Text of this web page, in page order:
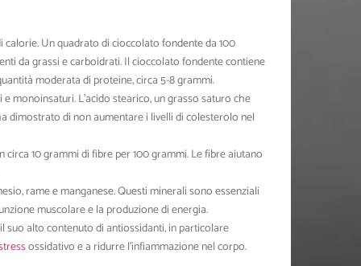
Un quadrato di cioccolato fondente da 100
da grassi e carboidrati. Il cioccolato fondente contiene
moderata di proteine, circa 5-8 grammi.
monoinsaturi. L’acido stearico, un grasso saturo che
dimostrato di non aumentare i livelli di colesterolo nel
10 grammi di fibre per 100 grammi. Le fibre aiutano
rame e manganese. Questi minerali sono essenziali
muscolare e la produzione di energia.
suo alto contenuto di antiossidanti, in particolare
ossidativo e a ridurre l’infiammazione nel corpo.